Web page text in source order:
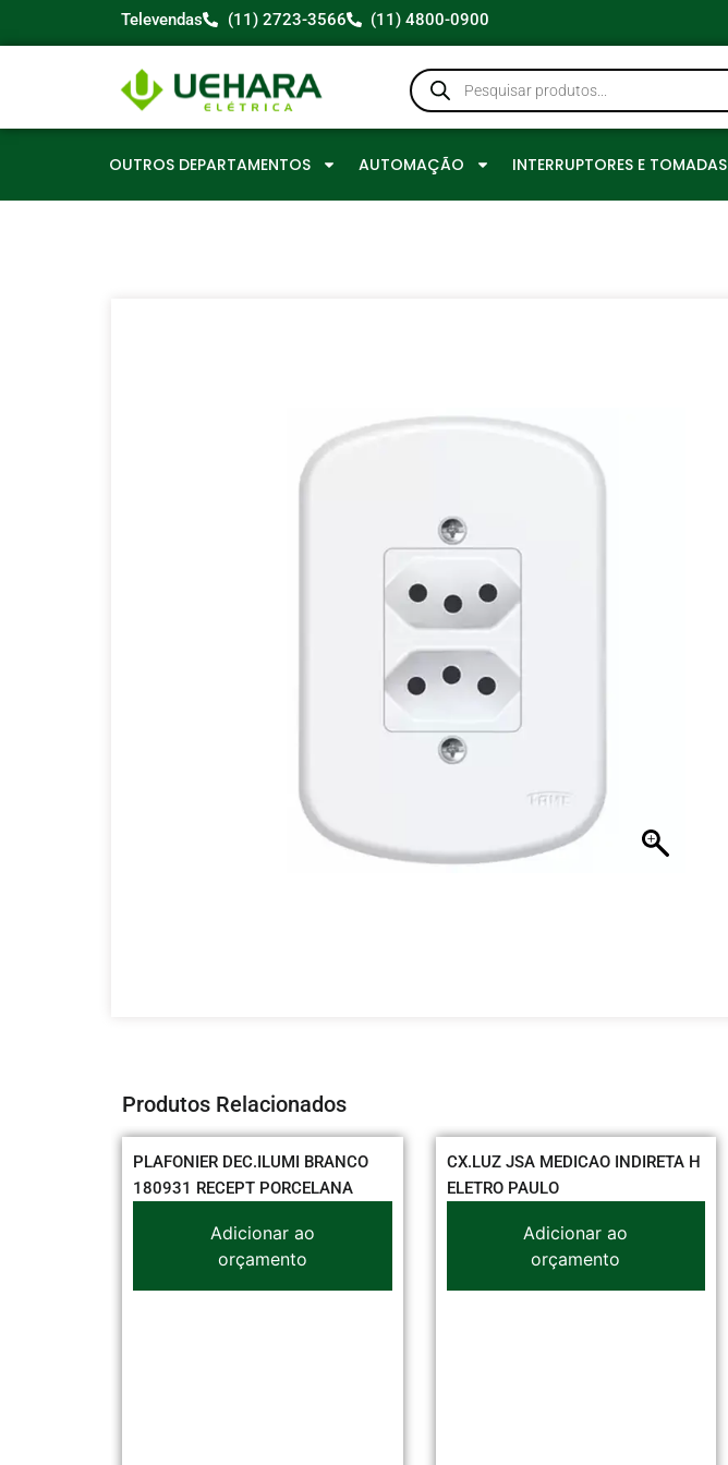
Televendas (11) 2723-3566 (11) 4800-0900
OUTROS DEPARTAMENTOS AUTOMAÇÃO INTERRUPTORES E TOMADAS
Produtos Relacionados
PLAFONIER DEC.ILUMI BRANCO
180931 RECEPT PORCELANA
Adicionar ao
orçamento
CX.LUZ JSA MEDICAO INDIRETA H
ELETRO PAULO
Adicionar ao
orçamento